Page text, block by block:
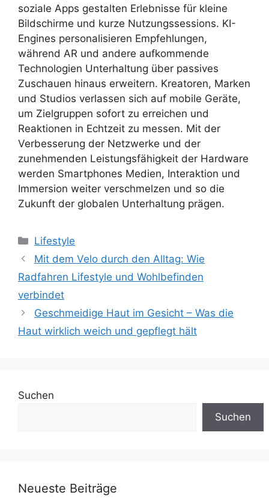
soziale Apps gestalten Erlebnisse für kleine
Bildschirme und kurze Nutzungssessions. KI-
Engines personalisieren Empfehlungen,
während AR und andere aufkommende
Technologien Unterhaltung über passives
Zuschauen hinaus erweitern. Kreatoren, Marken
und Studios verlassen sich auf mobile Geräte,
um Zielgruppen sofort zu erreichen und
Reaktionen in Echtzeit zu messen. Mit der
Verbesserung der Netzwerke und der
zunehmenden Leistungsfähigkeit der Hardware
werden Smartphones Medien, Interaktion und
Immersion weiter verschmelzen und so die
Zukunft der globalen Unterhaltung prägen.
Kategorien
Lifestyle
Mit dem Velo durch den Alltag: Wie
Radfahren Lifestyle und Wohlbefinden
verbindet
Geschmeidige Haut im Gesicht – Was die
Haut wirklich weich und gepflegt hält
Suchen
Suchen
Neueste Beiträge